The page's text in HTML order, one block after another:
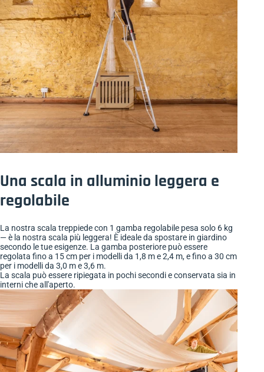
Una scala in alluminio leggera e
regolabile
La nostra scala treppiede con 1 gamba regolabile pesa solo 6 kg
— è la nostra scala più leggera! È ideale da spostare in giardino
secondo le tue esigenze. La gamba posteriore può essere
regolata fino a 15 cm per i modelli da 1,8 m e 2,4 m, e fino a 30 cm
per i modelli da 3,0 m e 3,6 m.
La scala può essere ripiegata in pochi secondi e conservata sia in
interni che all'aperto.